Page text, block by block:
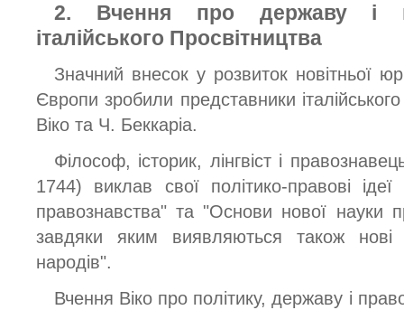
2. Вчення про державу і
італійського Просвітництва
Значний внесок у розвиток новітньої
Європи зробили представники
Віко та Ч. Беккаріа.
Філософ, історик, лінгвіст і
1744) виклав свої політико-правові
правознавства" та "Основи нової науки
завдяки яким виявляються також
народів".
Вчення Віко про політику, державу і